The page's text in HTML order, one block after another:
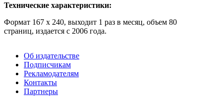
Технические характеристики:
Формат 167 х 240, выходит 1 раз в месяц, объем 80
страниц, издается с 2006 года.
Об издательстве
Подписчикам
Рекламодателям
Контакты
Партнеры